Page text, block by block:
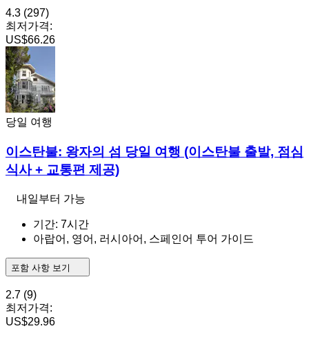
4.3 (297)
최저가격:
US$66.26
당일 여행
이스탄불: 왕자의 섬 당일 여행 (이스탄불 출발, 점심
식사 + 교통편 제공)
내일부터 가능
기간: 7시간
아랍어, 영어, 러시아어, 스페인어 투어 가이드
포함 사항 보기
2.7 (9)
최저가격:
US$29.96